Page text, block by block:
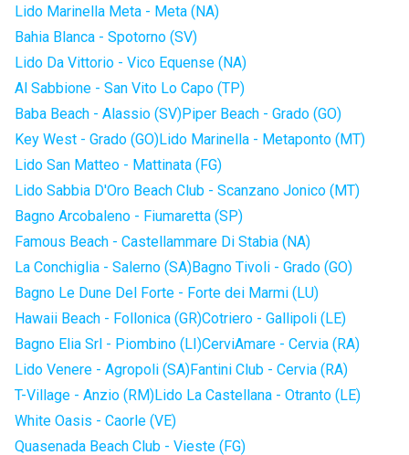
Lido Marinella Meta - Meta (NA)
Bahia Blanca - Spotorno (SV)
Lido Da Vittorio - Vico Equense (NA)
Al Sabbione - San Vito Lo Capo (TP)
Baba Beach - Alassio (SV)Piper Beach - Grado (GO)
Key West - Grado (GO)Lido Marinella - Metaponto (MT)
Lido San Matteo - Mattinata (FG)
Lido Sabbia D'Oro Beach Club - Scanzano Jonico (MT)
Bagno Arcobaleno - Fiumaretta (SP)
Famous Beach - Castellammare Di Stabia (NA)
La Conchiglia - Salerno (SA)Bagno Tivoli - Grado (GO)
Bagno Le Dune Del Forte - Forte dei Marmi (LU)
Hawaii Beach - Follonica (GR)Cotriero - Gallipoli (LE)
Bagno Elia Srl - Piombino (LI)CerviAmare - Cervia (RA)
Lido Venere - Agropoli (SA)Fantini Club - Cervia (RA)
T-Village - Anzio (RM)Lido La Castellana - Otranto (LE)
White Oasis - Caorle (VE)
Quasenada Beach Club - Vieste (FG)